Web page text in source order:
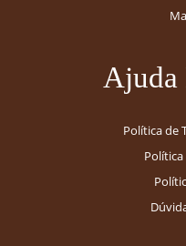
Ajuda
Política de